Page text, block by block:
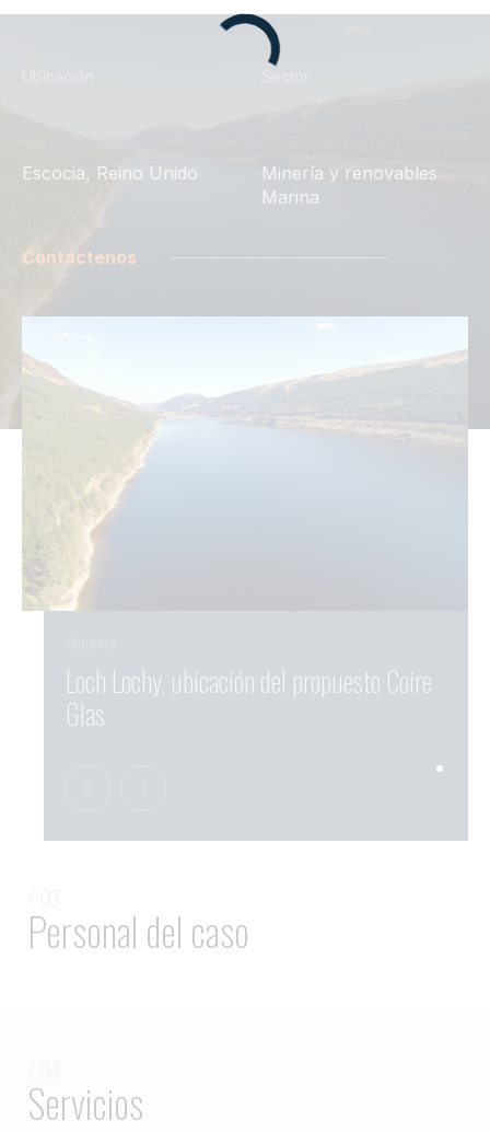
Escocia, Reino Unido
Minería y renovables
Marina
Contáctenos
Loch Lochy, ubicación del propuesto Coire
Glas
Personal del caso
Servicios